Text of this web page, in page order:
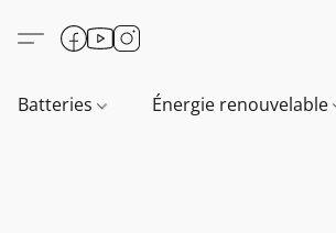
Batteries Énergie renouvelable